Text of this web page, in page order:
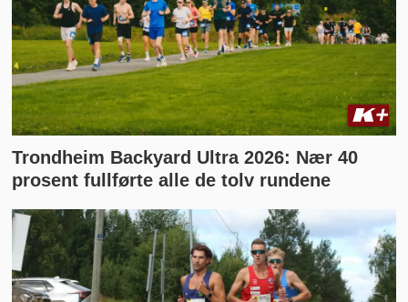
Trondheim Backyard Ultra 2026: Nær 40
prosent fullførte alle de tolv rundene